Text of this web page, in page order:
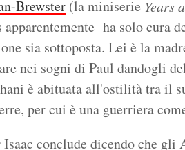
Brewster (la miniserie Years
apparentemente ha solo cura
sia sottoposta. Lei è la
nei sogni di Paul dandogli
è abituata all'ostilità tra il
per cui è una guerriera
Isaac conclude dicendo che gli